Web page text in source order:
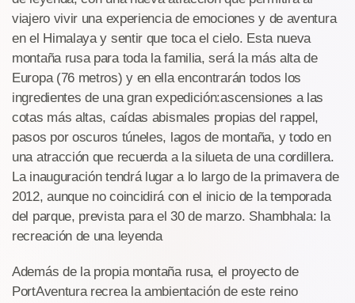
viajero vivir una experiencia de emociones y de aventura
en el Himalaya y sentir que toca el cielo. Esta nueva
montaña rusa para toda la familia, será la más alta de
Europa (76 metros) y en ella encontrarán todos los
ingredientes de una gran expedición:ascensiones a las
cotas más altas, caídas abismales propias del rappel,
pasos por oscuros túneles, lagos de montaña, y todo en
una atracción que recuerda a la silueta de una cordillera.
La inauguración tendrá lugar a lo largo de la primavera de
2012, aunque no coincidirá con el inicio de la temporada
del parque, prevista para el 30 de marzo. Shambhala: la
recreación de una leyenda
Además de la propia montaña rusa, el proyecto de
PortAventura recrea la ambientación de este reino